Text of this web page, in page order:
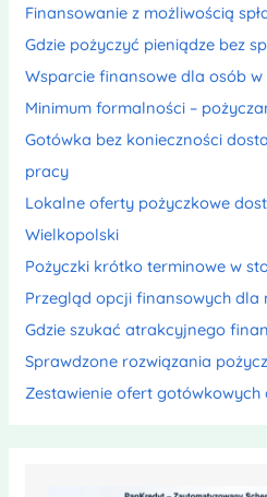
Finansowanie z możliwością
Gdzie pożyczyć pieniądze bez
Wsparcie finansowe dla osób
Minimum formalności –
Gotówka bez konieczności
pracy
Lokalne oferty pożyczkowe
Wielkopolski
Pożyczki krótko terminowe w
Przegląd opcji finansowych dla
Gdzie szukać atrakcyjnego
Sprawdzone rozwiązania
Zestawienie ofert